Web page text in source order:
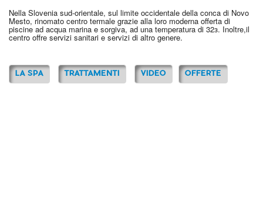
Nella Slovenia sud-orientale, sul limite occidentale della conca di Novo
Mesto, rinomato centro termale grazie alla loro moderna offerta di
piscine ad acqua marina e sorgiva, ad una temperatura di 32з. Inoltre,il
centro offre servizi sanitari e servizi di altro genere.
LA SPA TRATTAMENTI VIDEO OFFERTE